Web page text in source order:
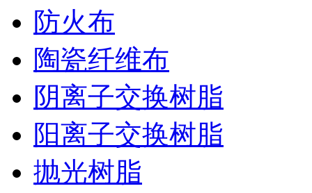
防火布
陶瓷纤维布
阴离子交换树脂
阳离子交换树脂
抛光树脂